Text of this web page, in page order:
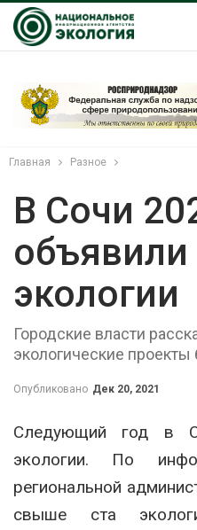
Главная Разное
В Сочи
экологии
Городские власти
экологические
Опубликовано Дек 20, 2021
Следующий год в
экологии. По
региональной
свыше ста